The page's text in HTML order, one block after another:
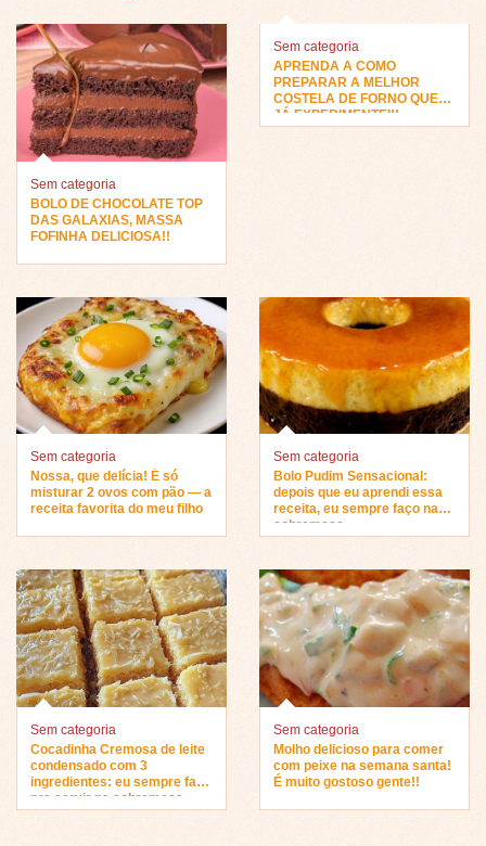
Sem categoria
BOLO DE CHOCOLATE TOP
DAS GALAXIAS, MASSA
FOFINHA DELICIOSA!!
Sem categoria
APRENDA A COMO
PREPARAR A MELHOR
COSTELA DE FORNO QUE
JÁ EXPERIMENTEI!!
Sem categoria
Nossa, que delícia! É só
misturar 2 ovos com pão — a
receita favorita do meu filho
Sem categoria
Bolo Pudim Sensacional:
depois que eu aprendi essa
receita, eu sempre faço na
sobremesa…
Sem categoria
Cocadinha Cremosa de leite
condensado com 3
ingredientes: eu sempre faço
pra servir na sobremesa…
Sem categoria
Molho delicioso para comer
com peixe na semana santa!
É muito gostoso gente!!